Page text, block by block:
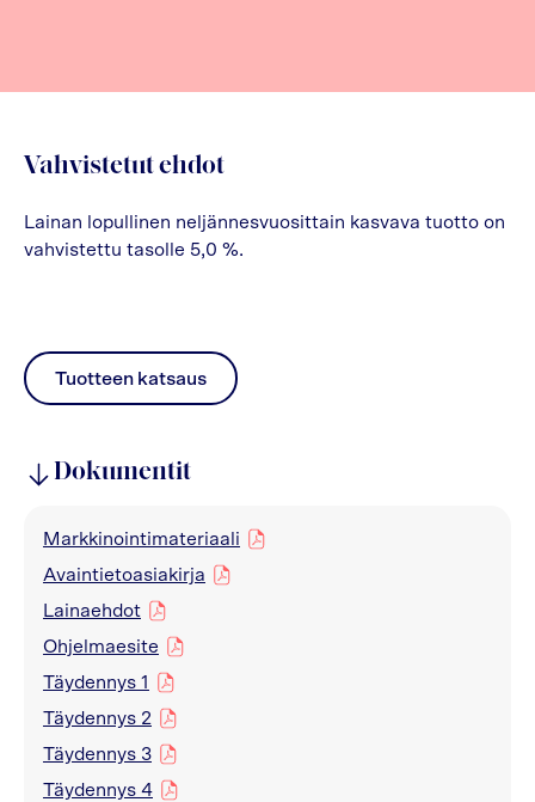
Vahvistetut ehdot
Lainan lopullinen neljännesvuosittain kasvava tuotto on
vahvistettu tasolle 5,0 %.
Tuotteen katsaus
pdf
Dokumentit
Markkinointimateriaali
pdf
Avaintietoasiakirja
pdf
Lainaehdot
pdf
Ohjelmaesite
pdf
Täydennys 1
pdf
Täydennys 2
pdf
Täydennys 3
pdf
Täydennys 4
pdf